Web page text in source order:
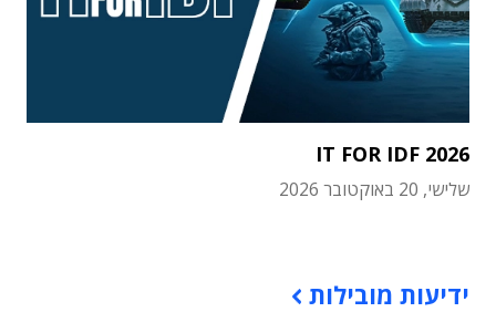
IT FOR IDF 2026
שלישי, 20 באוקטובר 2026
ידיעות מובילות